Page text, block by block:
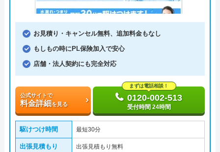
お見積り・キャンセル無料、追加料金もなし
もしもの時にPL保険加入で安心
店舗・法人契約にも完全対応
公式サイトで
料金詳細を見る
まずは電話相談！
0120-002-513
受付時間 24時間
駆けつけ時間 最短30分
出張見積もり 出張見積もり無料